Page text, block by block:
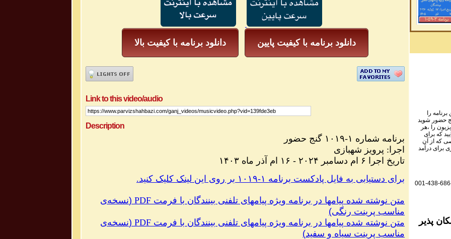
دانلود برنامه با کیفیت بالا دانلود برنامه با کیفیت پایین
Link to this video/audio
Description
برنامه شماره ۱ -۱۰۱۹
گنج حضور
اجرا: پرویز شهبازی
۱۴۰۳ تاریخ اجرا ۶ ام دسامبر ۲۰۲۴ - ۱۶ ام آذر ماه
.برای دستیابی به فایل پادکست برنامه ۱-۱۰۱۹ بر روی این لینک کلیک کنید
متن نوشته شده پیامها در برنامه ویژه پیامهای تلفنی بینندگان با فرمت PDF
(نسخه‌ی
مناسب پرینت رنگی)
متن نوشته شده پیامها در برنامه ویژه پیامهای تلفنی بینندگان با فرمت PDF
(نسخه‌ی
مناسب پرینت سیاه و سفید)
را
حضور شوید
را ،هر
که برای
که از آن
برای درآمد
001-438-
پذیر